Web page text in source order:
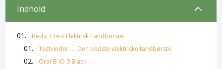
Indhold 2
Bedst i Test Elektrisk Tandbørste
Testvinder → Den bedste elektriske tandbørste
Oral-B iO 9 Black